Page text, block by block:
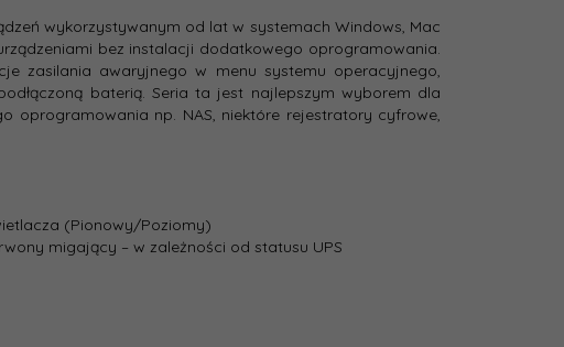
wykorzystywanym od lat w systemach Windows, Mac
bez instalacji dodatkowego oprogramowania.
zasilania awaryjnego w menu systemu operacyjnego,
baterią. Seria ta jest najlepszym wyborem dla
oprogramowania np. NAS, niektóre rejestratory cyfrowe,
(Pionowy/Poziomy)
migający – w zależności od statusu UPS